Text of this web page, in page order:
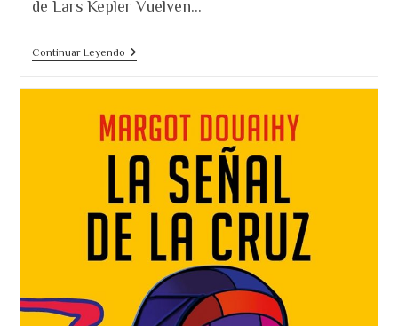
de Lars Kepler Vuelven…
Continuar LeyendoLars
Frontera
Entre
Policía
Y
Asesino
En
«La
Araña»